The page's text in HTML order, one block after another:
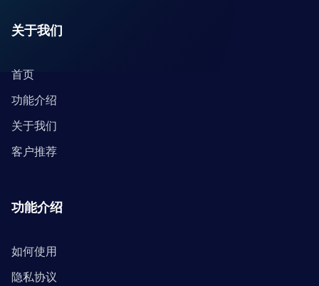
关于我们
首页
功能介绍
关于我们
客户推荐
功能介绍
如何使用
隐私协议